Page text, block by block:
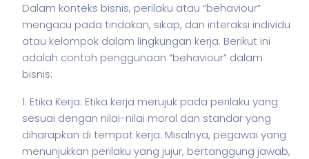
Dalam konteks bisnis, perilaku atau “behaviour”
mengacu pada tindakan, sikap, dan interaksi individu
atau kelompok dalam lingkungan kerja. Berikut ini
adalah contoh penggunaan “behaviour” dalam
bisnis:
1. Etika Kerja: Etika kerja merujuk pada perilaku yang
sesuai dengan nilai-nilai moral dan standar yang
diharapkan di tempat kerja. Misalnya, pegawai yang
menunjukkan perilaku yang jujur, bertanggung jawab,